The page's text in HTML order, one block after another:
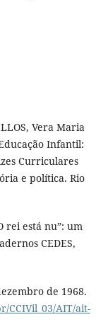
Vera Maria
Infantil:
Curriculares
e política. Rio
rei está nu”: um
CEDES,
de 1968.
CCIVil_03/AIT/ait-